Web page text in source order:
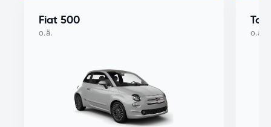
Fiat 500
o.ä. o.ä.